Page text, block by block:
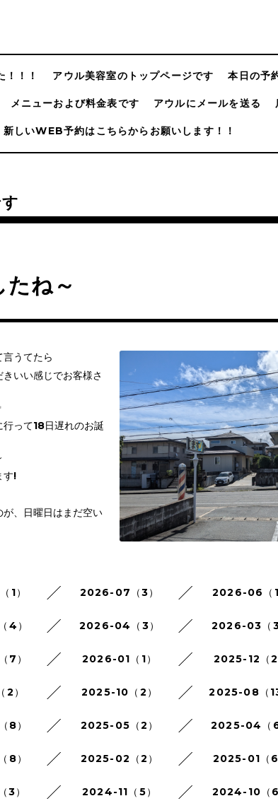
！！ アウル美容室のトップページです 本日の予
メニューおよび料金表です アウルにメールを送る
新しいWEB予約はこちらからお願いします！！
ね～
うてたら
いい感じでお客様さ
って18日遅れのお誕
す!
、日曜日はまだ空い
1） 2026-07（3） 2026-06（1
4） 2026-04（3） 2026-03（3
7） 2026-01（1） 2025-12（2
） 2025-10（2） 2025-08（13
8） 2025-05（2） 2025-04（6
8） 2025-02（2） 2025-01（6
3） 2024-11（5） 2024-10（6